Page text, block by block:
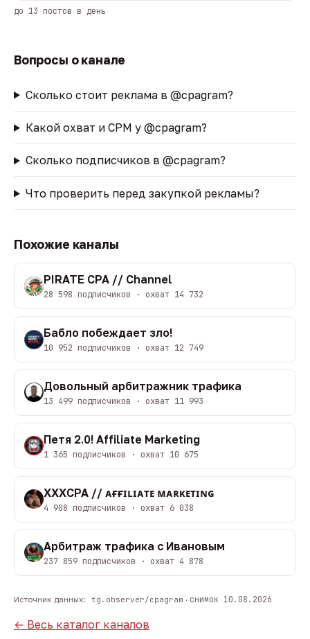
до 13 постов в день
Вопросы о канале
Сколько стоит реклама в @cpagram?
Какой охват и CPM у @cpagram?
Сколько подписчиков в @cpagram?
Что проверить перед закупкой рекламы?
Похожие каналы
PIRATE CPA // Channel
28 598 подписчиков · охват 14 732
Бабло побеждает зло!
10 952 подписчиков · охват 12 749
Довольный арбитражник трафика
13 499 подписчиков · охват 11 993
Петя 2.0! Affiliate Marketing
1 365 подписчиков · охват 10 675
XXXCPA // ᴀғғɪʟɪᴀᴛᴇ ᴍᴀʀᴋᴇᴛɪɴɢ
4 908 подписчиков · охват 6 038
Арбитраж трафика с Ивановым
237 859 подписчиков · охват 4 878
Источник данных: tg.observer/cpagram · снимок 10.08.2026
← Весь каталог каналов